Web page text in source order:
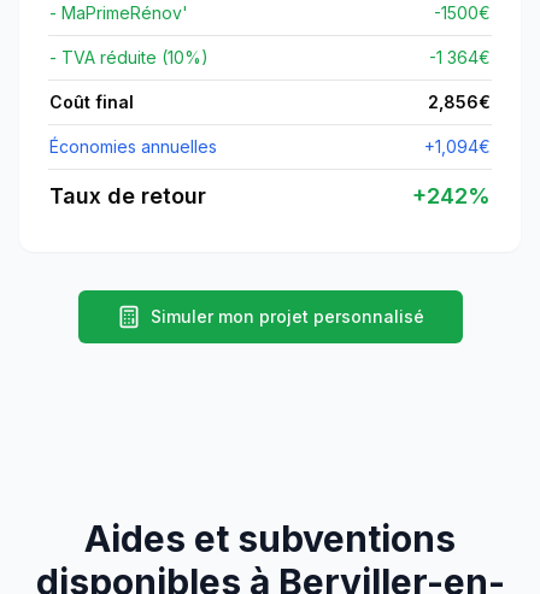
- MaPrimeRénov' -1500€
- TVA réduite (10%) -1 364€
Coût final 2,856€
Économies annuelles +1,094€
Taux de retour +242%
Simuler mon projet personnalisé
Aides et subventions
disponibles à Berviller-en-